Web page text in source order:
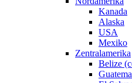
Kanada
Alaska
USA
Mexiko
Zentralamerika
Belize